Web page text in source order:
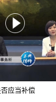
应当补偿